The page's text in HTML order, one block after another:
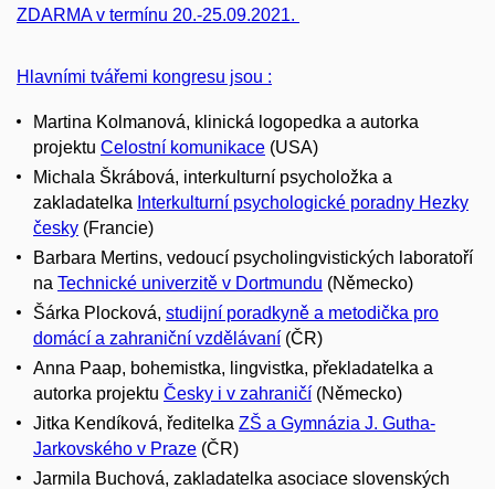
ZDARMA v termínu 20.-25.09.2021.
Hlavními tvářemi kongresu jsou :
Martina Kolmanová, klinická logopedka a autorka
projektu Celostní komunikace (USA)
Michala Škrábová, interkulturní psycholožka a
zakladatelka Interkulturní psychologické poradny Hezky
česky (Francie)
Barbara Mertins, vedoucí psycholingvistických laboratoří
na Technické univerzitě v Dortmundu (Německo)
Šárka Plocková, studijní poradkyně a metodička pro
domácí a zahraniční vzdělávaní (ČR)
Anna Paap, bohemistka, lingvistka, překladatelka a
autorka projektu Česky i v zahraničí (Německo)
Jitka Kendíková, ředitelka ZŠ a Gymnázia J. Gutha-
Jarkovského v Praze (ČR)
Jarmila Buchová, zakladatelka asociace slovenských